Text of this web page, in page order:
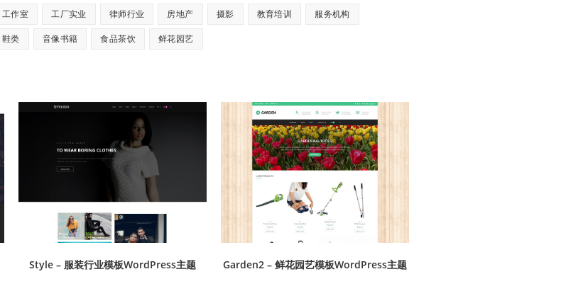
工作室 工厂实业 律师行业 房地产 摄影 教育培训 服务机构
鞋类 音像书籍 食品茶饮 鲜花园艺
Style – 服装行业模板WordPress主题 Garden2 – 鲜花园艺模板WordPress主题